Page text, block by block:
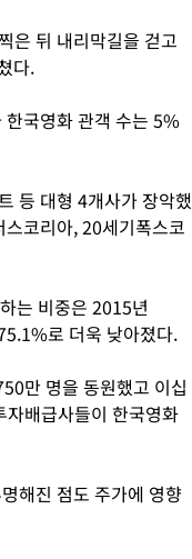
은 뒤 내리막길을 걷고
다.
국영화 관객 수는 5%
등 대형 4개사가 장악했
코리아, 20세기폭스코
는 비중은 2015년
로 더욱 낮아졌다.
만 명을 동원했고 이십
배급사들이 한국영화
해진 점도 주가에 영향